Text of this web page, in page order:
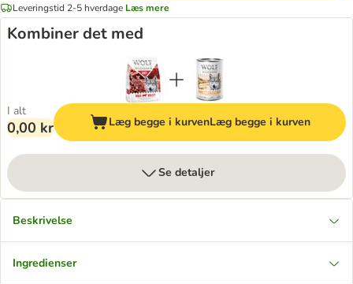
Leveringstid 2-5 hverdage Læs mere
Kombiner det med
I alt
0,00 kr Læg begge i kurvenLæg begge i kurven
Se detaljer
Beskrivelse
Ingredienser